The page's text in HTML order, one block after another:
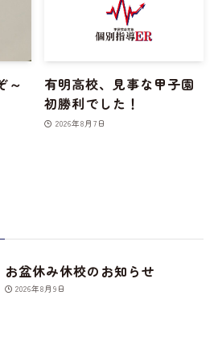
～
有明高校、見事な甲子園
初勝利でした！
2026年8月7日
お盆休み休校のお知らせ
2026年8月9日